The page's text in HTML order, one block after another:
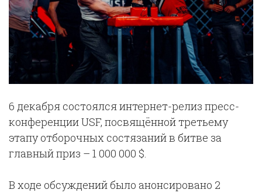
6 декабря состоялся интернет-релиз пресс-
конференции USF, посвящённой третьему
этапу отборочных состязаний в битве за
главный приз – 1 000 000 $.
В ходе обсуждений было анонсировано 2